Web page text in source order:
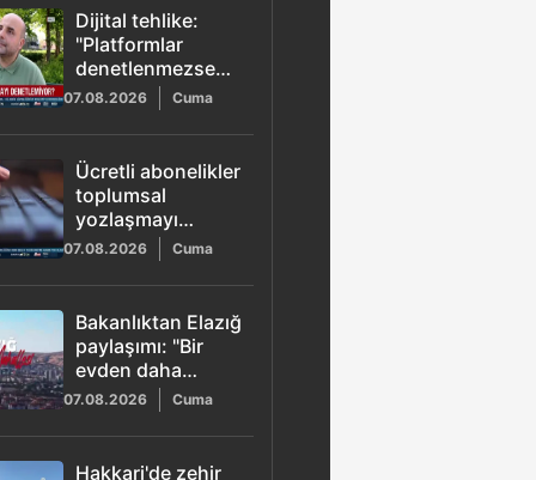
Dijital tehlike:
"Platformlar
denetlenmezse
aile yapısı ve
toplum bozulur"
07.08.2026 Cuma
Ücretli abonelikler
toplumsal
yozlaşmayı
tetikliyor!
07.08.2026 Cuma
Bakanlıktan Elazığ
paylaşımı: "Bir
evden daha
fazlası"
07.08.2026 Cuma
Hakkari'de zehir